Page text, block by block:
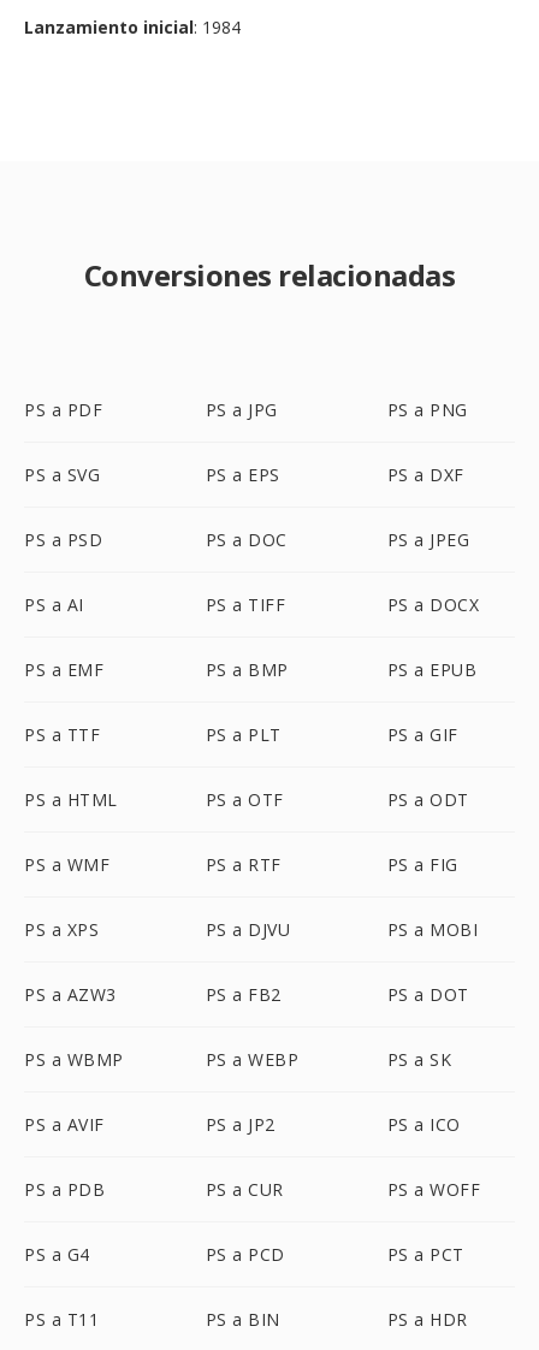
Lanzamiento inicial: 1984
Conversiones relacionadas
PS a PDF PS a JPG PS a PNG
PS a SVG PS a EPS PS a DXF
PS a PSD PS a DOC PS a JPEG
PS a AI PS a TIFF PS a DOCX
PS a EMF PS a BMP PS a EPUB
PS a TTF PS a PLT PS a GIF
PS a HTML PS a OTF PS a ODT
PS a WMF PS a RTF PS a FIG
PS a XPS PS a DJVU PS a MOBI
PS a AZW3 PS a FB2 PS a DOT
PS a WBMP PS a WEBP PS a SK
PS a AVIF PS a JP2 PS a ICO
PS a PDB PS a CUR PS a WOFF
PS a G4 PS a PCD PS a PCT
PS a T11 PS a BIN PS a HDR